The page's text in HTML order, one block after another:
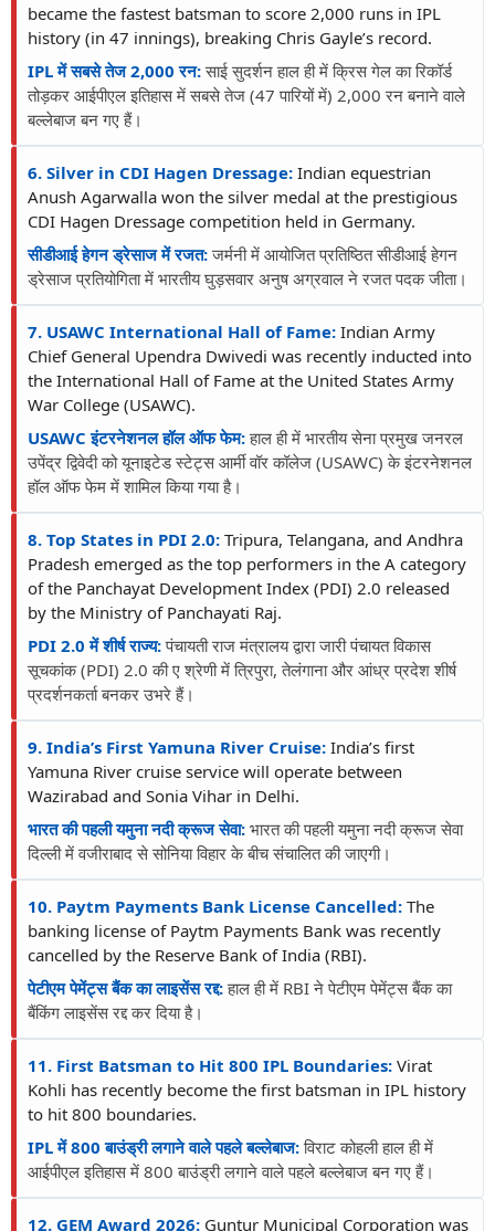
became the fastest batsman to score 2,000 runs in IPL
history (in 47 innings), breaking Chris Gayle’s record.
IPL में सबसे तेज 2,000 रन:साई सुदर्शन हाल ही में क्रिस गेल का रिकॉर्ड
तोड़कर आईपीएल इतिहास में सबसे तेज (47 पारियों में) 2,000 रन बनाने वाले
बल्लेबाज बन गए हैं।
6. Silver in CDI Hagen Dressage: Indian equestrian
Anush Agarwalla won the silver medal at the prestigious
CDI Hagen Dressage competition held in Germany.
सीडीआई हेगन ड्रेसाज में रजत:जर्मनी में आयोजित प्रतिष्ठित सीडीआई हेगन
ड्रेसाज प्रतियोगिता में भारतीय घुड़सवार अनुष अग्रवाल ने रजत पदक जीता।
7. USAWC International Hall of Fame: Indian Army
Chief General Upendra Dwivedi was recently inducted into
the International Hall of Fame at the United States Army
War College (USAWC).
USAWC इंटरनेशनल हॉल ऑफ फेम:हाल ही में भारतीय सेना प्रमुख जनरल
उपेंद्र द्विवेदी को यूनाइटेड स्टेट्स आर्मी वॉर कॉलेज (USAWC) के इंटरनेशनल
हॉल ऑफ फेम में शामिल किया गया है।
8. Top States in PDI 2.0: Tripura, Telangana, and Andhra
Pradesh emerged as the top performers in the A category
of the Panchayat Development Index (PDI) 2.0 released
by the Ministry of Panchayati Raj.
PDI 2.0 में शीर्ष राज्य:पंचायती राज मंत्रालय द्वारा जारी पंचायत विकास
सूचकांक (PDI) 2.0 की ए श्रेणी में त्रिपुरा, तेलंगाना और आंध्र प्रदेश शीर्ष
प्रदर्शनकर्ता बनकर उभरे हैं।
9. India’s First Yamuna River Cruise: India’s first
Yamuna River cruise service will operate between
Wazirabad and Sonia Vihar in Delhi.
भारत की पहली यमुना नदी क्रूज सेवा: भारत की पहली यमुना नदी क्रूज सेवा
दिल्ली में वजीराबाद से सोनिया विहार के बीच संचालित की जाएगी।
10. Paytm Payments Bank License Cancelled: The
banking license of Paytm Payments Bank was recently
cancelled by the Reserve Bank of India (RBI).
पेटीएम पेमेंट्स बैंक का लाइसेंस रद्द:हाल ही में RBI ने पेटीएम पेमेंट्स बैंक का
बैंकिंग लाइसेंस रद्द कर दिया है।
11. First Batsman to Hit 800 IPL Boundaries: Virat
Kohli has recently become the first batsman in IPL history
to hit 800 boundaries.
IPL में 800 बाउंड्री लगाने वाले पहले बल्लेबाज:विराट कोहली हाल ही में
आईपीएल इतिहास में 800 बाउंड्री लगाने वाले पहले बल्लेबाज बन गए हैं।
12. GEM Award 2026: Guntur Municipal Corporation was